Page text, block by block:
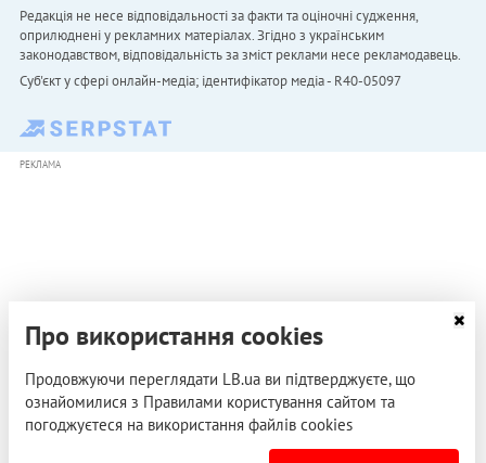
Редакція не несе відповідальності за факти та оціночні судження,
оприлюднені у рекламних матеріалах. Згідно з українським
законодавством, відповідальність за зміст реклами несе рекламодавець.
Cуб'єкт у сфері онлайн-медіа; ідентифікатор медіа - R40-05097
РЕКЛАМА
Про використання cookies
Продовжуючи переглядати LB.ua ви підтверджуєте, що
ознайомилися з Правилами користування сайтом та
погоджуєтеся на використання файлів cookies